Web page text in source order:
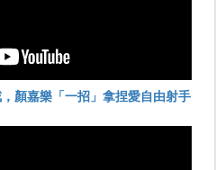
顏嘉樂「一招」拿捏愛自由射手